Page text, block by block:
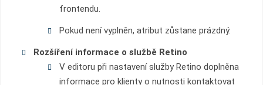
frontendu.
Pokud není vyplněn, atribut zůstane prázdný.
Rozšíření informace o službě Retino
V editoru při nastavení služby Retino doplněna
informace pro klienty o nutnosti kontaktovat